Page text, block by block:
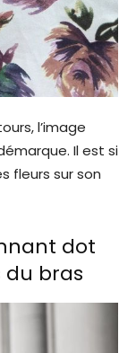
l’image
Il est si
fleurs sur son
dot
du bras